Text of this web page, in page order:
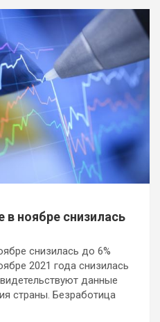
в ноябре снизилась
снизилась до 6%
2021 года снизилась
данные
страны. Безработица